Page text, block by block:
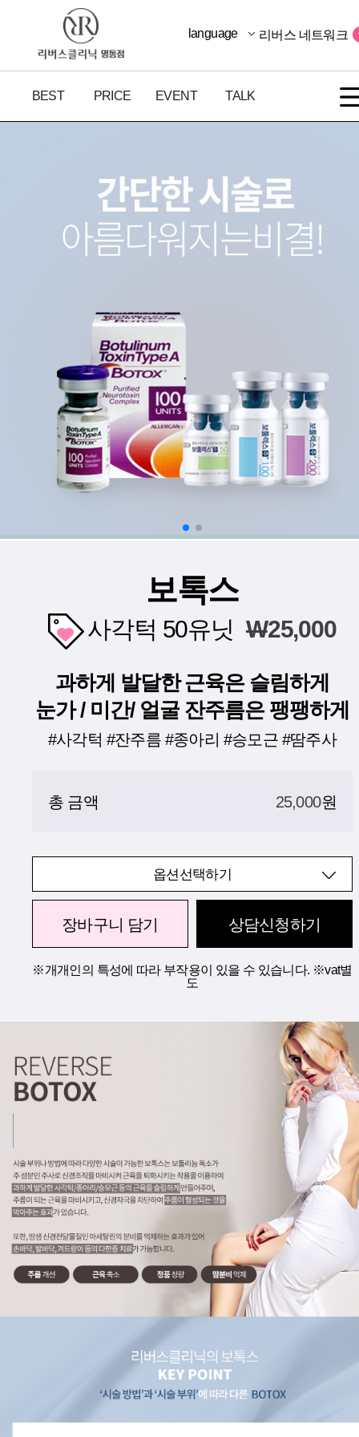
BEST PRICE EVENT TALK
language 리버스 네트워크
보톡스
사각턱 50유닛 W25,000
과하게 발달한 근육은 슬림하게
눈가 / 미간/ 얼굴 잔주름은 팽팽하게
#사각턱 #잔주름 #종아리 #승모근 #땀주사
총 금액 25,000원
옵션선택하기
장바구니 담기 상담신청하기
※개개인의 특성에 따라 부작용이 있을 수 있습니다. ※vat별
도